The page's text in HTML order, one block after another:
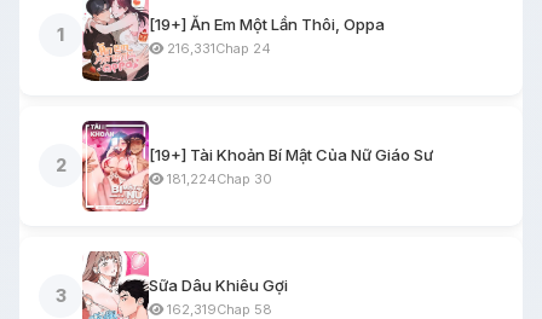
1
[19+] Ăn Em Một Lần Thôi, Oppa
216,331Chap 24
2
[19+] Tài Khoản Bí Mật Của Nữ Giáo Sư
181,224Chap 30
3
Sữa Dâu Khiêu Gợi
162,319Chap 58